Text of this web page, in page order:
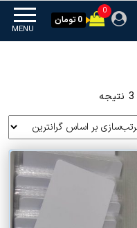
MENU
0
0 تومان
بر
اساس
قیمت:
زیاد